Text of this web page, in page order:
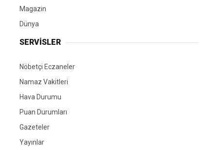
Magazin
Dünya
SERVİSLER
Nöbetçi Eczaneler
Namaz Vakitleri
Hava Durumu
Puan Durumları
Gazeteler
Yayınlar